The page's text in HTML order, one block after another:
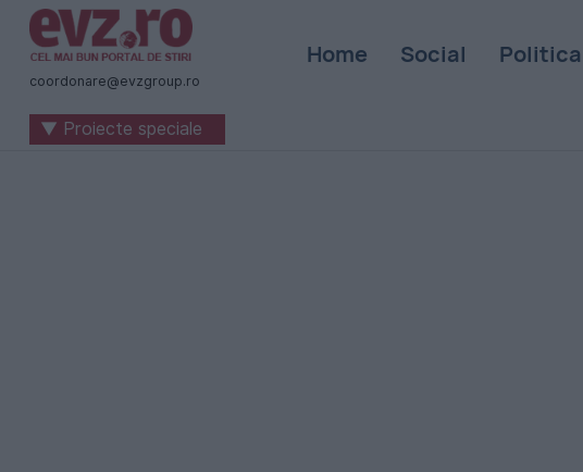
Știri
naționale
internaționale
coordonare@evzgroup.ro
Home Social Politica
▼ Proiecte speciale